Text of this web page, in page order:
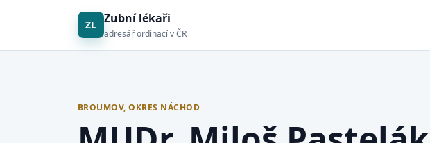
ZL Zubní lékaři
adresář ordinací v ČR
BROUMOV, OKRES NÁCHOD